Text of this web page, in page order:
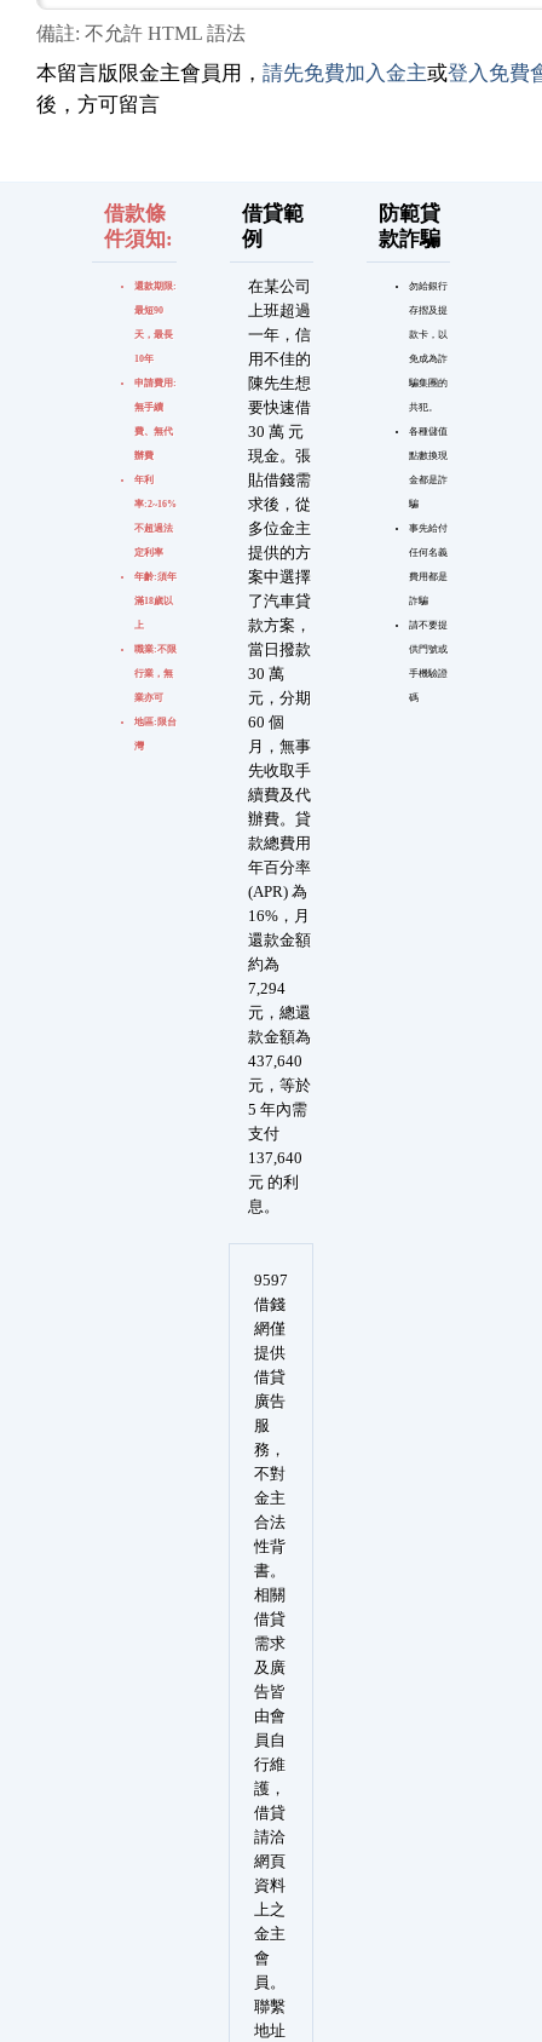
備註: 不允許 HTML 語法
本留言版限金主會員用， 請先免費加入金主或登入免費
後，方可留言
借款條
件須知:
還款期限:
最短90
天，最長
10年
申請費用:
無手續
費、無代
辦費
年利
率:2~16%
不超過法
定利率
年齡:須年
滿18歲以
上
職業:不限
行業，無
業亦可
地區:限台
灣
借貸範
例
在某公司
上班超過
一年，信
用不佳的
陳先生想
要快速借
30 萬 元
現金。張
貼借錢需
求後，從
多位金主
提供的方
案中選擇
了汽車貸
款方案，
當日撥款
30 萬
元，分期
60 個
月，無事
先收取手
續費及代
辦費。貸
款總費用
年百分率
(APR) 為
16%，月
還款金額
約為
7,294
元，總還
款金額為
437,640
元，等於
5 年內需
支付
137,640
元 的利
息。
防範貸
款詐騙
勿給銀行
存摺及提
款卡，以
免成為詐
騙集團的
共犯。
各種儲值
點數換現
金都是詐
騙
事先給付
任何名義
費用都是
詐騙
請不要提
供門號或
手機驗證
碼
9597
借錢
網僅
提供
借貸
廣告
服
務，
不對
金主
合法
性背
書。
相關
借貸
需求
及廣
告皆
由會
員自
行維
護，
借貸
請洽
網頁
資料
上之
金主
會
員。
聯繫
地址